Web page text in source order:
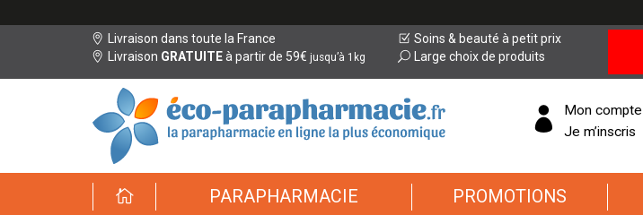
Livraison dans toute la France
Livraison GRATUITEà partir de 59€ jusqu’à 1kg
Soins & beauté à petit prix
Large choix de produits
Offres
éco-
Mon compte
Je m’inscris
PARAPHARMACIE PROMOTIONS